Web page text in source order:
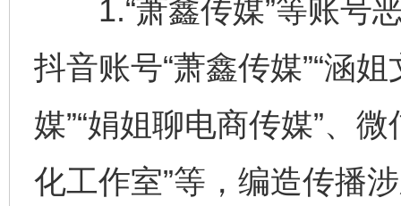
1.“萧鑫传媒”等账号
抖音账号“萧鑫传媒”“涵
媒”“娟姐聊电商传媒”、
化工作室”等，编造传播